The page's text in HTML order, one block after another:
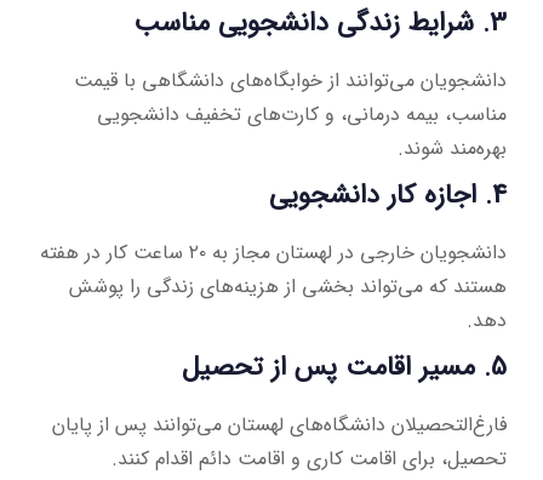
3. شرایط زندگی دانشجویی مناسب
دانشجویان می‌توانند از خوابگاه‌های دانشگاهی با قیمت
مناسب، بیمه درمانی، و کارت‌های تخفیف دانشجویی
بهره‌مند شوند.
4. اجازه کار دانشجویی
دانشجویان خارجی در لهستان مجاز به ۲۰ ساعت کار در هفته
هستند که می‌تواند بخشی از هزینه‌های زندگی را پوشش
دهد.
5. مسیر اقامت پس از تحصیل
فارغ‌التحصیلان دانشگاه‌های لهستان می‌توانند پس از پایان
تحصیل، برای اقامت کاری و اقامت دائم اقدام کنند.